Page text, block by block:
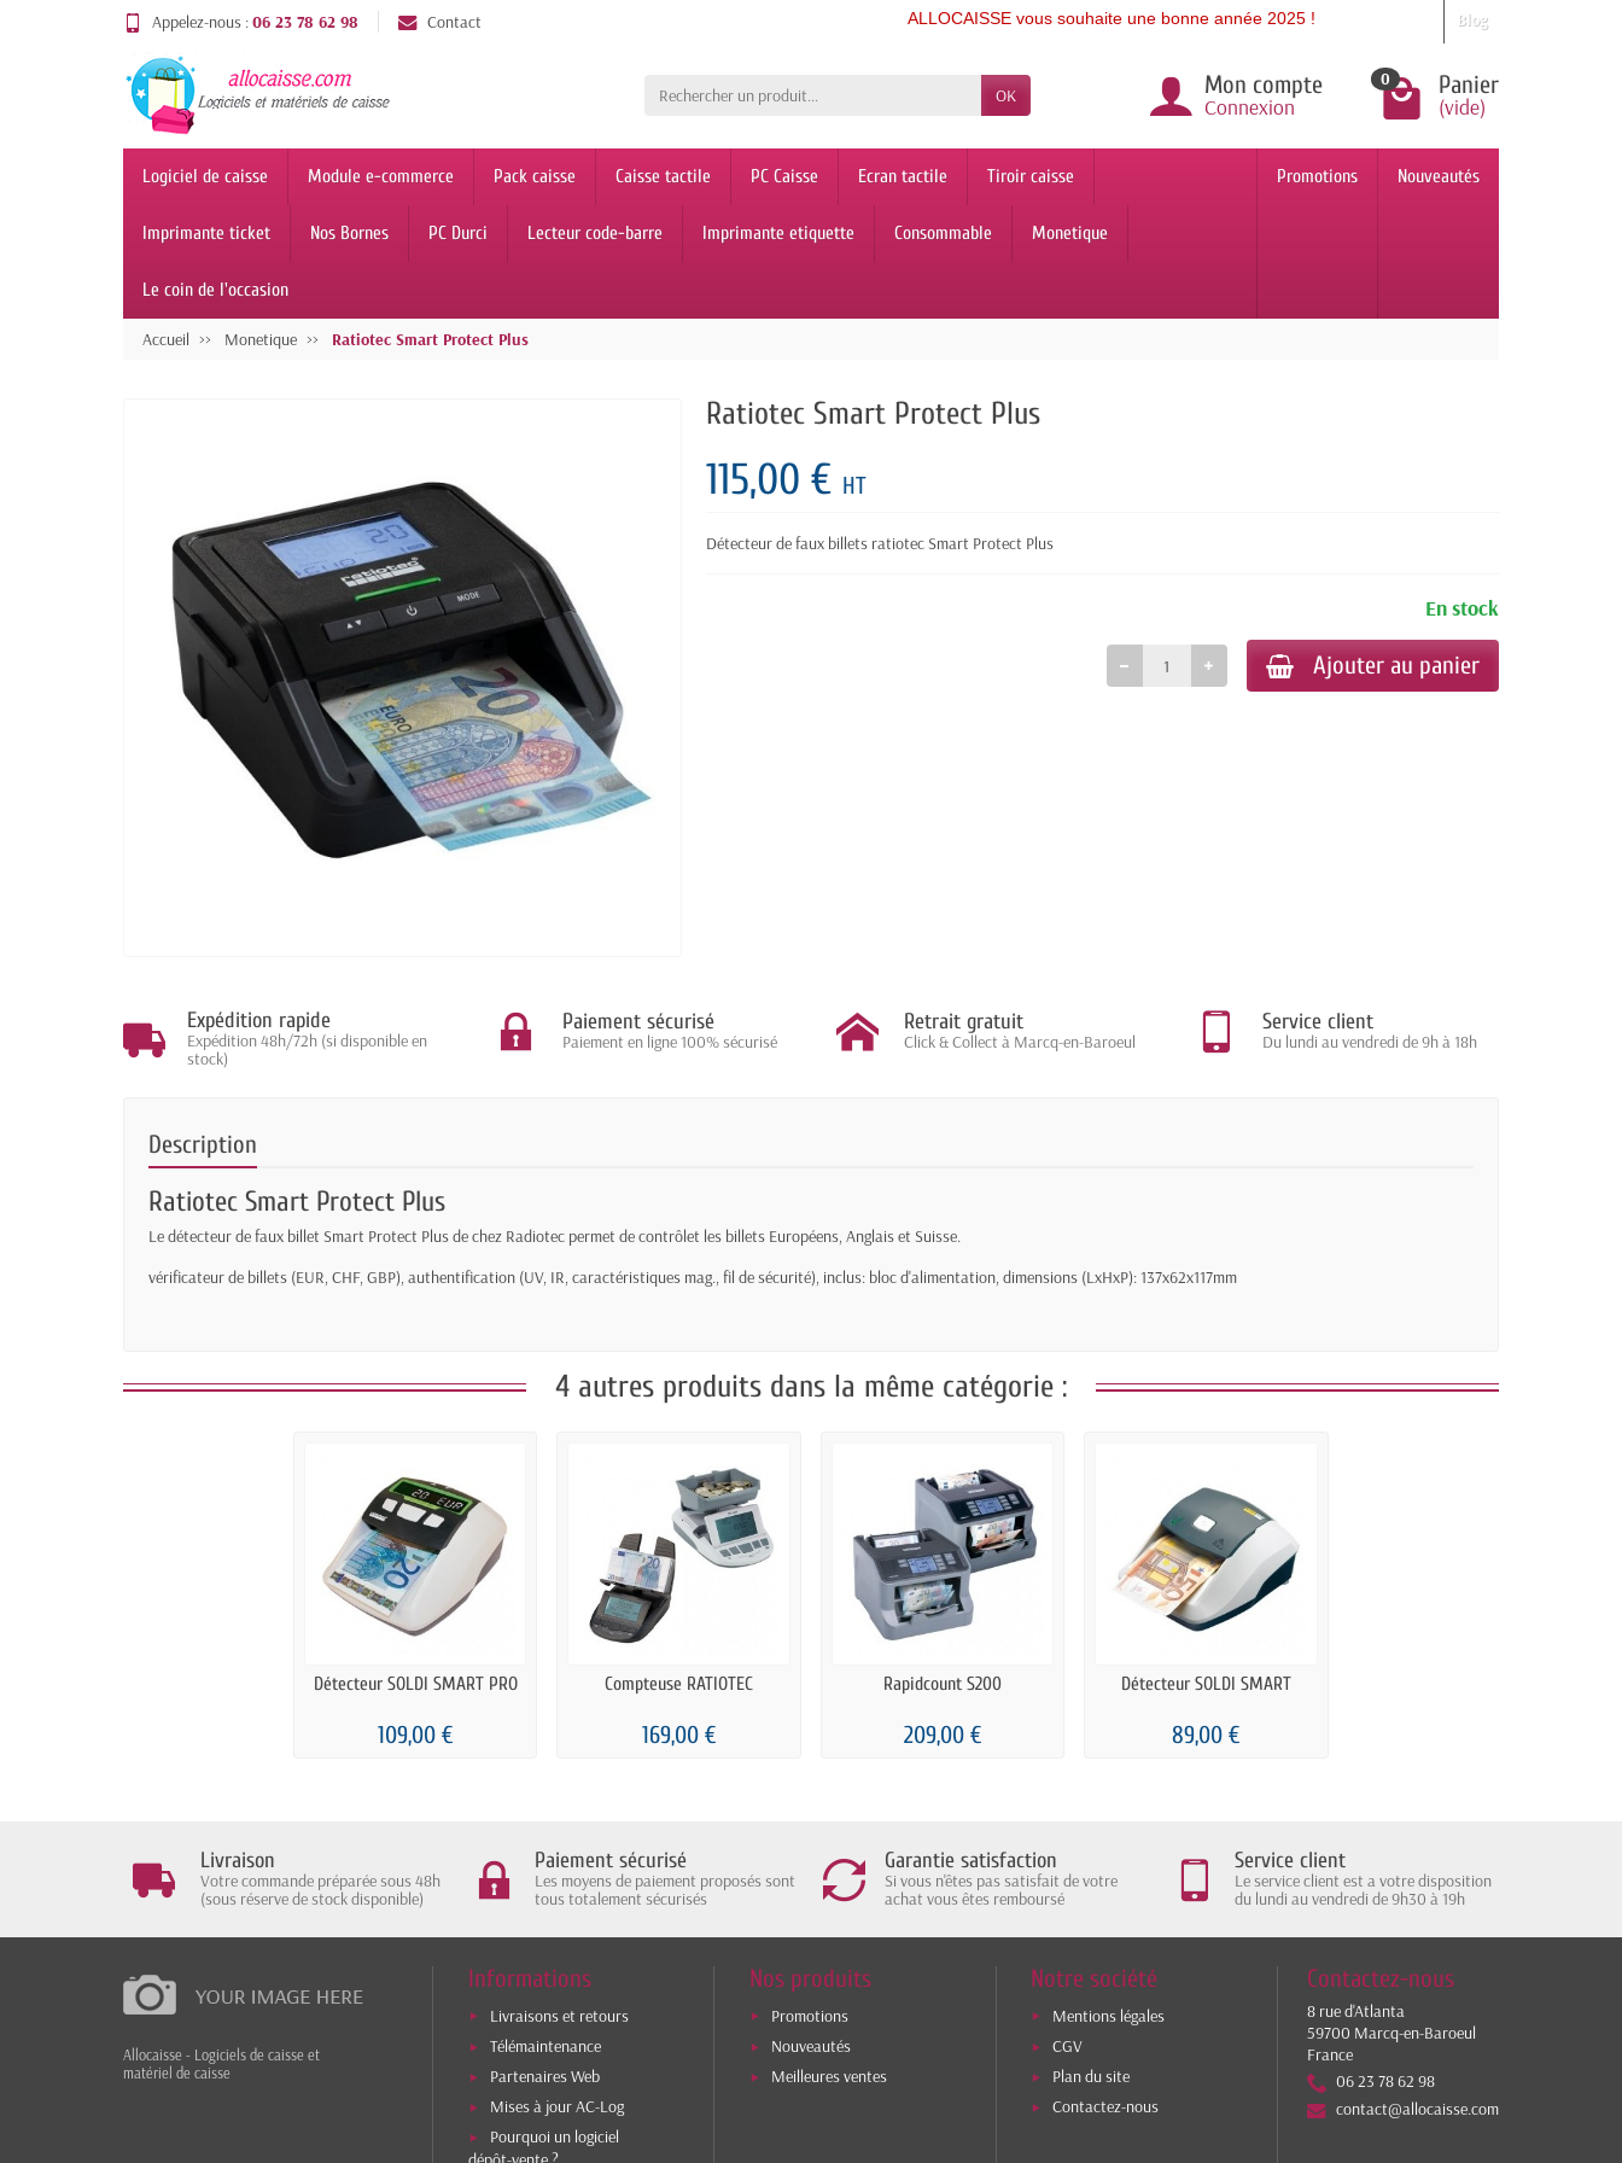
Appelez-nous :06 23 78 62 98 Contact Blog
OK Mon compte
Connexion
0 Panier
(vide)
ALLOCAISSE vous souhaite une bonne année 2025 !
Logiciel de caisse Module e-commerce Pack caisse Caisse tactile PC Caisse Ecran tactile Tiroir caisse
Imprimante ticket Nos Bornes PC Durci Lecteur code-barre Imprimante etiquette Consommable Monetique
Le coin de l'occasion
Promotions Nouveautés
Accueil Monetique Ratiotec Smart Protect Plus
Ratiotec Smart Protect Plus
115,00 € HT
Détecteur de faux billets ratiotec Smart Protect Plus
En stock
Ajouter au panier
Expédition rapide
Expédition 48h/72h (si disponible en
stock)
Paiement sécurisé
Paiement en ligne 100% sécurisé
Retrait gratuit
Click & Collect à Marcq-en-Baroeul
Service client
Du lundi au vendredi de 9h à 18h
Description
Ratiotec Smart Protect Plus
Le détecteur de faux billet Smart Protect Plus de chez Radiotec permet de contrôlet les billets Européens, Anglais et Suisse.
vérificateur de billets (EUR, CHF, GBP), authentification (UV, IR, caractéristiques mag., fil de sécurité), inclus: bloc d'alimentation, dimensions (LxHxP): 137x62x117mm
4 autres produits dans la même catégorie :
Détecteur SOLDI SMART PRO
109,00 €
Compteuse RATIOTEC
169,00 €
Rapidcount S200
209,00 €
Détecteur SOLDI SMART
89,00 €
Livraison
Votre commande préparée sous 48h
(sous réserve de stock disponible)
Paiement sécurisé
Les moyens de paiement proposés sont
tous totalement sécurisés
Garantie satisfaction
Si vous n'êtes pas satisfait de votre
achat vous êtes remboursé
Service client
Le service client est a votre disposition
du lundi au vendredi de 9h30 à 19h
Allocaisse - Logiciels de caisse et
matériel de caisse
Informations
Livraisons et retours
Télémaintenance
Partenaires Web
Mises à jour AC-Log
Pourquoi un logiciel
Nos produits
Promotions
Nouveautés
Meilleures ventes
Notre société
Mentions légales
CGV
Plan du site
Contactez-nous
Contactez-nous
8 rue d'Atlanta
59700 Marcq-en-Baroeul
France
06 23 78 62 98
contact@allocaisse.com